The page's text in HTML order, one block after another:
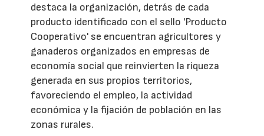
destaca la organización, detrás de cada
producto identificado con el sello 'Producto
Cooperativo' se encuentran agricultores y
ganaderos organizados en empresas de
economía social que reinvierten la riqueza
generada en sus propios territorios,
favoreciendo el empleo, la actividad
económica y la fijación de población en las
zonas rurales.